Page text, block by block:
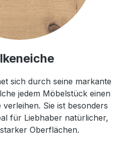
sich durch seine markante
jedem Möbelstück einen
Sie ist besonders
für Liebhaber natürlicher,
Oberflächen.